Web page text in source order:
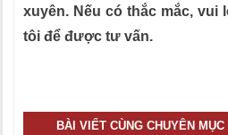
xuyên. Nếu có thắc mắc, vui
tôi để được tư vấn.
BÀI VIẾT CÙNG CHUYÊN